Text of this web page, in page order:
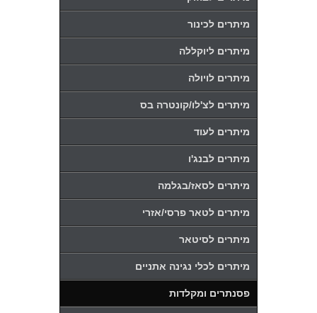
מיתרים לכינור
מיתרים ליוקללה
מיתרים לויולה
מיתרים לצ'לו/קונטרה בס
מיתרים לעוד
מיתרים לבנג'ו
מיתרים לסאז/בגלמה
מיתרים לטאר פרסי/אזרי
מיתרים לסיטאר
מיתרים לכלי נגינה אתניים
פסנתרים ומקלדות